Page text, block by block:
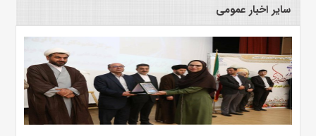
سایر اخبار عمومی